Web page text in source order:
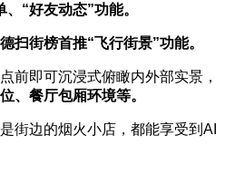
“好友动态”功能。
扫街榜首推“飞行街景”功能。
前即可沉浸式俯瞰内外部实景，
、餐厅包厢环境等。
街边的烟火小店，都能享受到AI